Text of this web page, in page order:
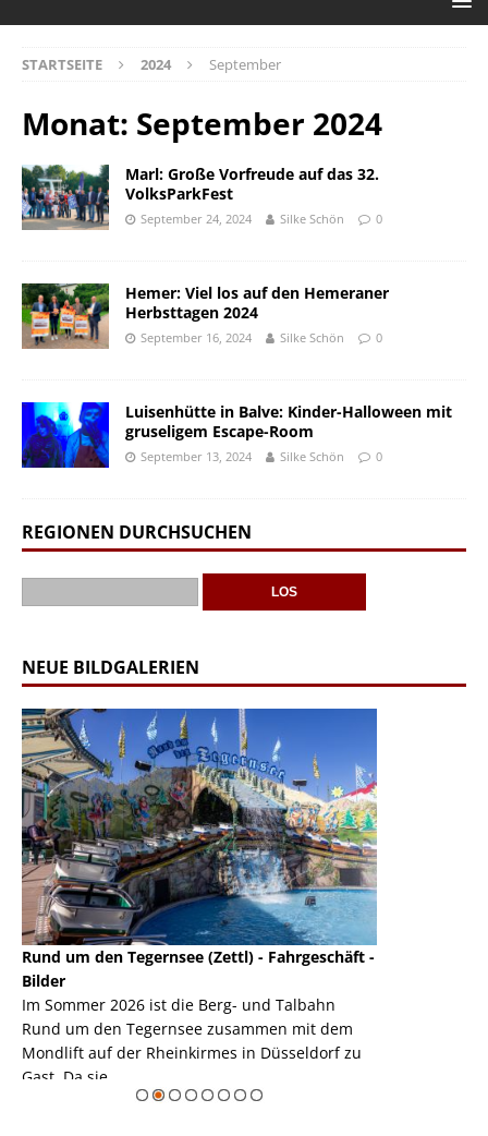
STARTSEITE 2024 September
Monat: September 2024
Marl: Große Vorfreude auf das 32.
VolksParkFest
September 24, 2024 Silke Schön 0
Hemer: Viel los auf den Hemeraner
Herbsttagen 2024
September 16, 2024 Silke Schön 0
Luisenhütte in Balve: Kinder-Halloween mit
gruseligem Escape-Room
September 13, 2024 Silke Schön 0
REGIONEN DURCHSUCHEN
NEUE BILDGALERIEN
Rund um den Tegernsee (Zettl) - Fahrgeschäft -
Bilder
Im Sommer 2026 ist die Berg- und Talbahn
Rund um den Tegernsee zusammen mit dem
Mondlift auf der Rheinkirmes in Düsseldorf zu
Gast. Da sie ...